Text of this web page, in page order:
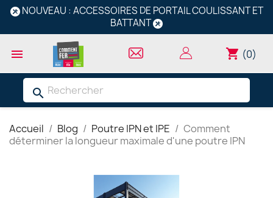
NOUVEAU : ACCESSOIRES DE PORTAIL COULISSANT ET
BATTANT
 shopping_cart (0)
search
Accueil Blog Poutre IPN et IPE
Comment
déterminer la longueur maximale d'une poutre IPN